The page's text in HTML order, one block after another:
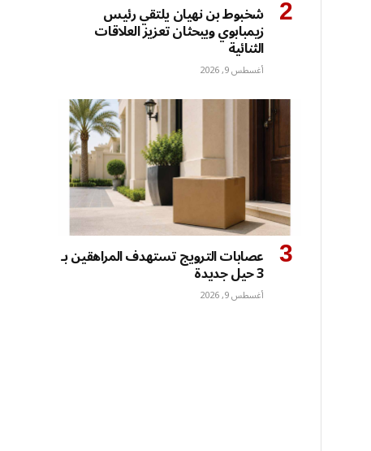
شخبوط بن نهيان يلتقي رئيس
زيمبابوي ويبحثان تعزيز العلاقات
الثنائية
أغسطس 9, 2026
عصابات الترويج تستهدف المراهقين بـ
3 حيل جديدة
أغسطس 9, 2026